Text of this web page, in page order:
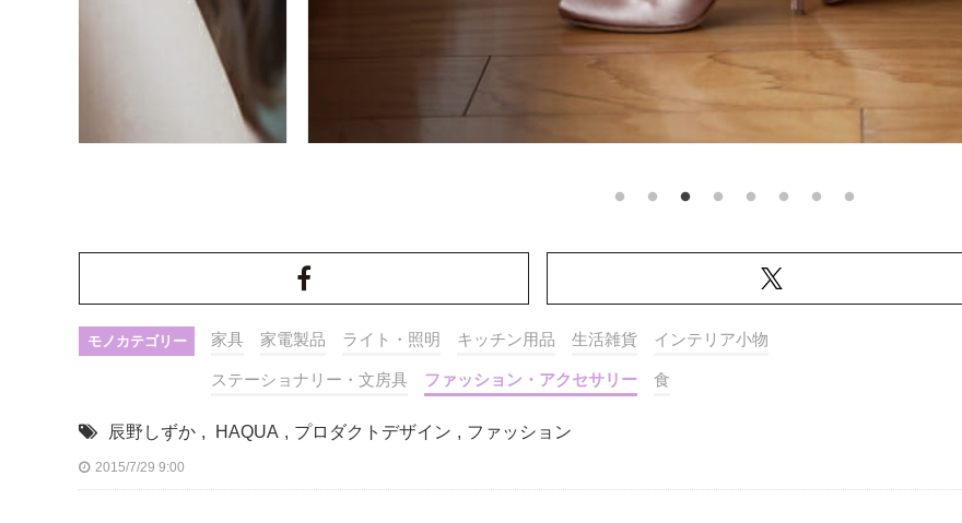
モノカテゴリー 家具 家電製品 ライト・照明 キッチン用品 生活雑貨 インテリア小物
ステーショナリー・文房具 ファッション・アクセサリー 食
辰野しずか , HAQUA , プロダクトデザイン , ファッション
2015/7/29 9:00